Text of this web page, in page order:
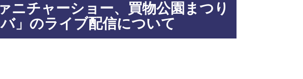
ニチャーショー、買物公園まつり
」のライブ配信について